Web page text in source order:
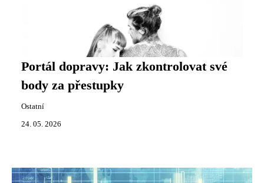
Portál dopravy: Jak zkontrolovat své
body za přestupky
Ostatní
24. 05. 2026